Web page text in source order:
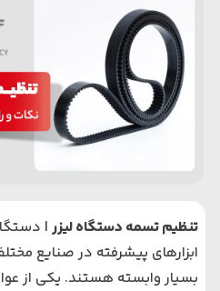
تنظیم تسمه دستگاه لیزر |
ابزارهای پیشرفته در صنایع
بسیار وابسته هستند. یکی از